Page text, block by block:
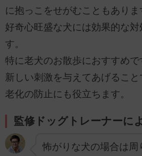
に抱っこをせがむこともありま
好奇心旺盛な犬には効果的な対
す。
特に老犬のお散歩におすすめで
新しい刺激を与えてあげるこ
老化の防止にも役立ちます。
監修ドッグトレーナーに
怖がりな犬の場合は周